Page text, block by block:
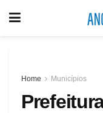
Home Municípios